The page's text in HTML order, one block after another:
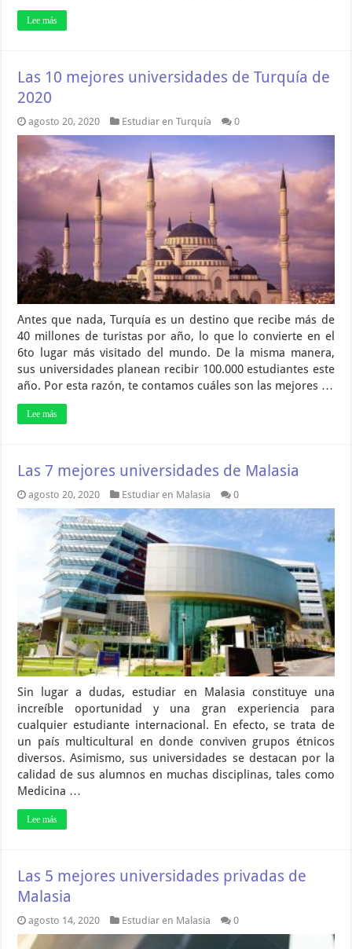
Lee más
Las 10 mejores universidades de Turquía de
2020
agosto 20, 2020 Estudiar en Turquía 0
Antes que nada, Turquía es un destino que recibe más de
40 millones de turistas por año, lo que lo convierte en el
6to lugar más visitado del mundo. De la misma manera,
sus universidades planean recibir 100.000 estudiantes este
año. Por esta razón, te contamos cuáles son las mejores …
Lee más
Las 7 mejores universidades de Malasia
agosto 20, 2020 Estudiar en Malasia 0
Sin lugar a dudas, estudiar en Malasia constituye una
increíble oportunidad y una gran experiencia para
cualquier estudiante internacional. En efecto, se trata de
un país multicultural en donde conviven grupos étnicos
diversos. Asimismo, sus universidades se destacan por la
calidad de sus alumnos en muchas disciplinas, tales como
Medicina …
Lee más
Las 5 mejores universidades privadas de
Malasia
agosto 14, 2020 Estudiar en Malasia 0